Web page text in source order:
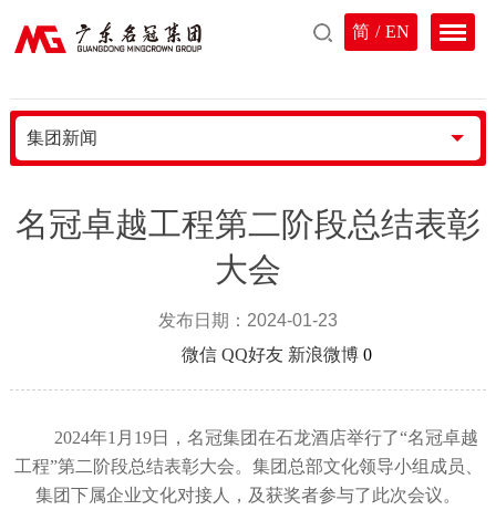
简 / EN
集团新闻
名冠卓越工程第二阶段总结表彰
大会
发布日期：2024-01-23
微信 QQ好友 新浪微博 0
2024年1 月 19日，名冠集团在石龙酒店举行了“名冠卓越
工程”第二阶段总结表彰大会。集团总部文化领导小组成员、
集团下属企业文化对接人，及获奖者参与了此次会议。